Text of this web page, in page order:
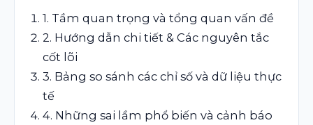
1. Tầm quan trọng và tổng quan vấn đề
2. Hướng dẫn chi tiết & Các nguyên tắc
cốt lõi
3. Bảng so sánh các chỉ số và dữ liệu thực
tế
4. Những sai lầm phổ biến và cảnh báo